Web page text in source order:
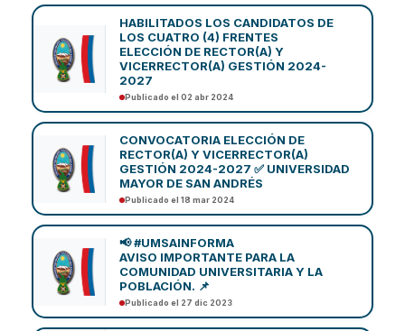
HABILITADOS LOS CANDIDATOS DE
LOS CUATRO (4) FRENTES
ELECCIÓN DE RECTOR(A) Y
VICERRECTOR(A) GESTIÓN 2024-
2027
Publicado el 02 abr 2024
CONVOCATORIA ELECCIÓN DE
RECTOR(A) Y VICERRECTOR(A)
GESTIÓN 2024-2027 ✅ UNIVERSIDAD
MAYOR DE SAN ANDRÉS
Publicado el 18 mar 2024
📢 #UMSAINFORMA
AVISO IMPORTANTE PARA LA
COMUNIDAD UNIVERSITARIA Y LA
POBLACIÓN. 📌
Publicado el 27 dic 2023